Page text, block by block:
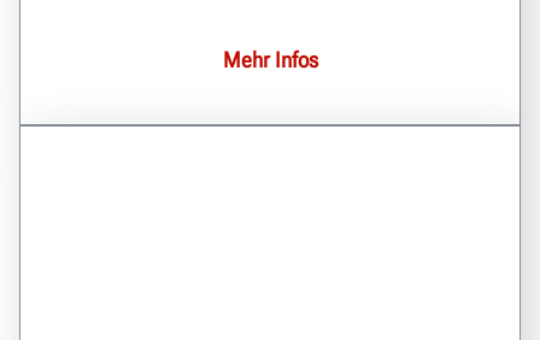
Mehr Infos